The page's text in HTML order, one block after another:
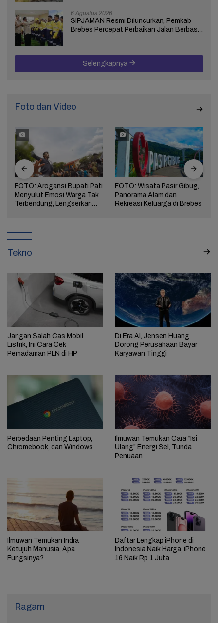
6 Agustus 2026
SIPJAMAN Resmi Diluncurkan, Pemkab
Brebes Percepat Perbaikan Jalan Berbasis
Selengkapnya
Foto dan Video
FOTO: Arogansi Bupati Pati
Menyulut Emosi Warga Tak
Terbendung, Lengserkan
FOTO: Wisata Pasir Gibug,
Panorama Alam dan
Rekreasi Keluarga di Brebes
Tekno
Jangan Salah Cas Mobil
Listrik, Ini Cara Cek
Pemadaman PLN di HP
Di Era AI, Jensen Huang
Dorong Perusahaan Bayar
Karyawan Tinggi
Perbedaan Penting Laptop,
Chromebook, dan Windows
Ilmuwan Temukan Cara “Isi
Ulang” Energi Sel, Tunda
Penuaan
Ilmuwan Temukan Indra
Ketujuh Manusia, Apa
Fungsinya?
Daftar Lengkap iPhone di
Indonesia Naik Harga, iPhone
16 Naik Rp 1 Juta
Ragam